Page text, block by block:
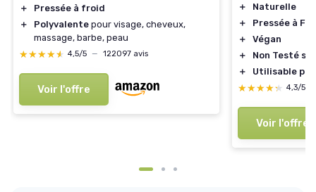
＋
Pressée à froid
＋
Polyvalente pour visage, cheveux,
massage, barbe, peau
★★★★★
★★★★★ 4,5/5 — 122097 avis
Voir l'offre
＋
Naturelle
＋
Pressée à
＋
Végan
＋
Non Testé
＋
Utilisable
★★★★★
★★★★★ 4,3/5
Voir l'offre